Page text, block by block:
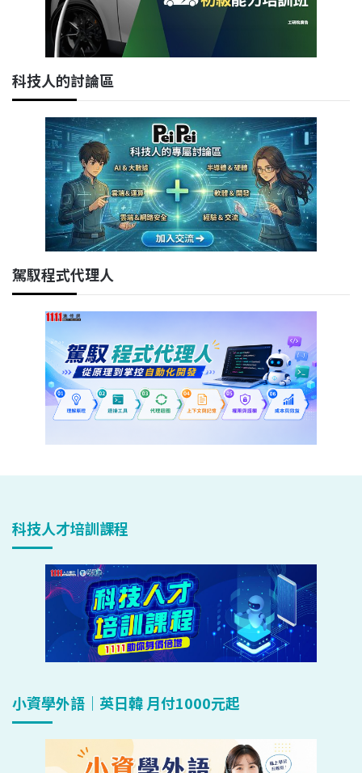
科技人的討論區
駕馭程式代理人
科技人才培訓課程
小資學外語｜英日韓 月付1000元起